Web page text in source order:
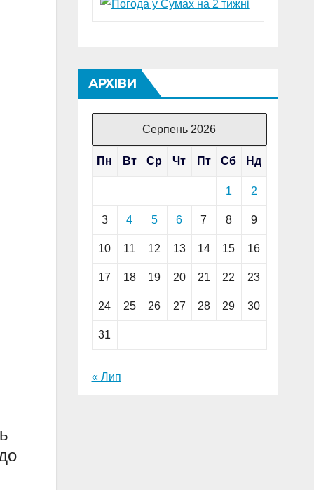
АРХІВИ
Серпень 2026
Пн Вт Ср Чт Пт Сб Нд
1 2
3 4 5 6 7 8 9
10 11 12 13 14 15 16
17 18 19 20 21 22 23
24 25 26 27 28 29 30
31
« Лип